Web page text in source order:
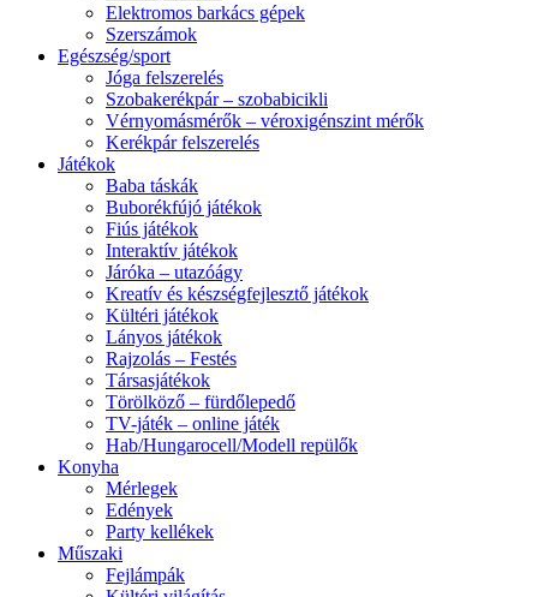
Elektromos barkács gépek
Szerszámok
Egészség/sport
Jóga felszerelés
Szobakerékpár – szobabicikli
Vérnyomásmérők – véroxigénszint mérők
Kerékpár felszerelés
Játékok
Baba táskák
Buborékfújó játékok
Fiús játékok
Interaktív játékok
Járóka – utazóágy
Kreatív és készségfejlesztő játékok
Kültéri játékok
Lányos játékok
Rajzolás – Festés
Társasjátékok
Törölköző – fürdőlepedő
TV-játék – online játék
Hab/Hungarocell/Modell repülők
Konyha
Mérlegek
Edények
Party kellékek
Műszaki
Fejlámpák